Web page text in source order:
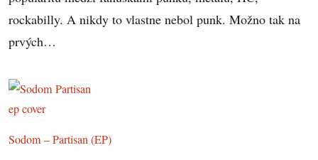
rockabilly. A nikdy to vlastne nebol punk. Možno tak na
prvých…
Sodom – Partisan (EP)